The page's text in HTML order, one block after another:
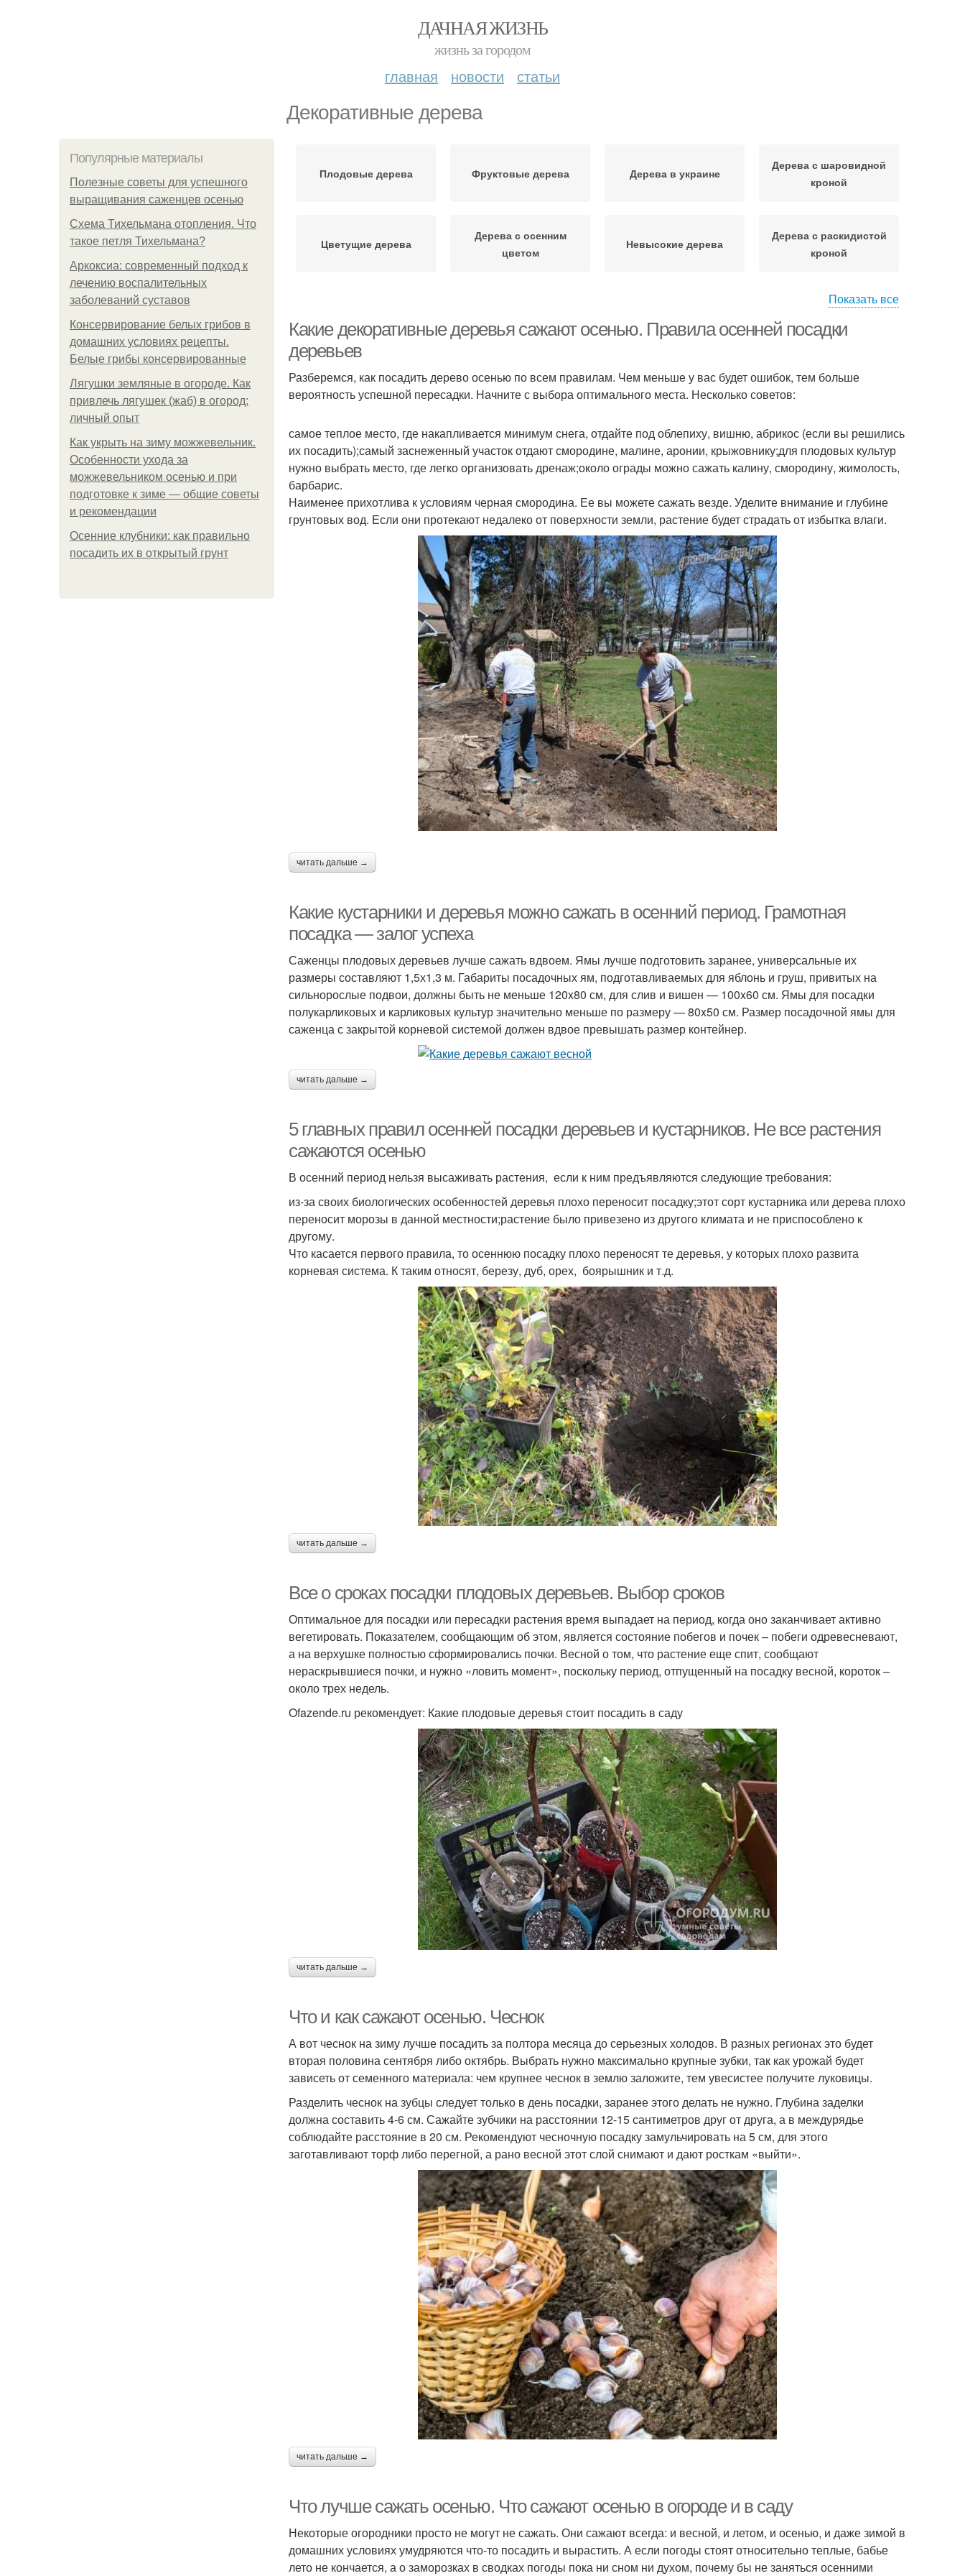
ДАЧНАЯ ЖИЗНЬ
жизнь за городом
главная новости статьи
Декоративные дерева
Популярные материалы
Полезные советы для успешного
выращивания саженцев осенью
Схема Тихельмана отопления. Что
такое петля Тихельмана?
Аркоксиа: современный подход к
лечению воспалительных
заболеваний суставов
Консервирование белых грибов в
домашних условиях рецепты.
Белые грибы консервированные
Лягушки земляные в огороде. Как
привлечь лягушек (жаб) в огород:
личный опыт
Как укрыть на зиму можжевельник.
Особенности ухода за
можжевельником осенью и при
подготовке к зиме — общие советы
и рекомендации
Осенние клубники: как правильно
посадить их в открытый грунт
Плодовые дерева Фруктовые дерева Дерева в украине
Дерева с шаровидной
кроной
Цветущие дерева
Дерева с осенним
цветом
Невысокие дерева
Дерева с раскидистой
кроной
кустарники
Декоративные
боярышники
Тенистые дерева Лиственные дерева Дерева на стене
Показать все
Какие декоративные деревья сажают осенью. Правила осенней посадки
деревьев
Разберемся, как посадить дерево осенью по всем правилам. Чем меньше у вас будет ошибок, тем больше
вероятность успешной пересадки. Начните с выбора оптимального места. Несколько советов:
самое теплое место, где накапливается минимум снега, отдайте под облепиху, вишню, абрикос (если вы решились
их посадить);самый заснеженный участок отдают смородине, малине, аронии, крыжовнику;для плодовых культур
нужно выбрать место, где легко организовать дренаж;около ограды можно сажать калину, смородину, жимолость,
барбарис.
Наименее прихотлива к условиям черная смородина. Ее вы можете сажать везде. Уделите внимание и глубине
грунтовых вод. Если они протекают недалеко от поверхности земли, растение будет страдать от избытка влаги.
читать дальше →
Какие кустарники и деревья можно сажать в осенний период. Грамотная
посадка — залог успеха
Саженцы плодовых деревьев лучше сажать вдвоем. Ямы лучше подготовить заранее, универсальные их
размеры составляют 1,5х1,3 м. Габариты посадочных ям, подготавливаемых для яблонь и груш, привитых на
сильнорослые подвои, должны быть не меньше 120x80 см, для слив и вишен — 100x60 см. Ямы для посадки
полукарликовых и карликовых культур значительно меньше по размеру — 80x50 см. Размер посадочной ямы для
саженца с закрытой корневой системой должен вдвое превышать размер контейнер.
читать дальше →
5 главных правил осенней посадки деревьев и кустарников. Не все растения
сажаются осенью
В осенний период нельзя высаживать растения, если к ним предъявляются следующие требования:
из-за своих биологических особенностей деревья плохо переносит посадку;этот сорт кустарника или дерева плохо
переносит морозы в данной местности;растение было привезено из другого климата и не приспособлено к
другому.
Что касается первого правила, то осеннюю посадку плохо переносят те деревья, у которых плохо развита
корневая система. К таким относят, березу, дуб, орех, боярышник и т.д.
читать дальше →
Все о сроках посадки плодовых деревьев. Выбор сроков
Оптимальное для посадки или пересадки растения время выпадает на период, когда оно заканчивает активно
вегетировать. Показателем, сообщающим об этом, является состояние побегов и почек – побеги одревесневают,
а на верхушке полностью сформировались почки. Весной о том, что растение еще спит, сообщают
нераскрывшиеся почки, и нужно «ловить момент», поскольку период, отпущенный на посадку весной, короток –
около трех недель.
Ofazende.ru рекомендует: Какие плодовые деревья стоит посадить в саду
читать дальше →
Что и как сажают осенью. Чеснок
А вот чеснок на зиму лучше посадить за полтора месяца до серьезных холодов. В разных регионах это будет
вторая половина сентября либо октябрь. Выбрать нужно максимально крупные зубки, так как урожай будет
зависеть от семенного материала: чем крупнее чеснок в землю заложите, тем увесистее получите луковицы.
Разделить чеснок на зубцы следует только в день посадки, заранее этого делать не нужно. Глубина заделки
должна составить 4-6 см. Сажайте зубчики на расстоянии 12-15 сантиметров друг от друга, а в междурядье
соблюдайте расстояние в 20 см. Рекомендуют чесночную посадку замульчировать на 5 см, для этого
заготавливают торф либо перегной, а рано весной этот слой снимают и дают росткам «выйти».
читать дальше →
Что лучше сажать осенью. Что сажают осенью в огороде и в саду
Некоторые огородники просто не могут не сажать. Они сажают всегда: и весной, и летом, и осенью, и даже зимой в
домашних условиях умудряются что-то посадить и вырастить. А если погоды стоят относительно теплые, бабье
лето не кончается, а о заморозках в сводках погоды пока ни сном ни духом, почему бы не заняться осенними